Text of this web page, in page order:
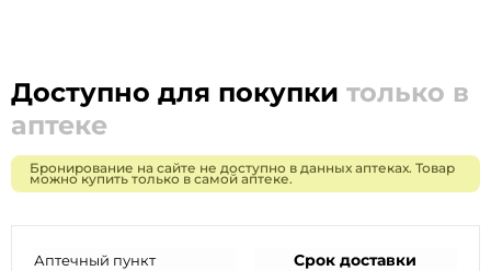
Доступно для покупки только в
аптеке
Бронирование на сайте не доступно в данных аптеках. Товар
можно купить только в самой аптеке.
Аптечный пункт
Срок доставки